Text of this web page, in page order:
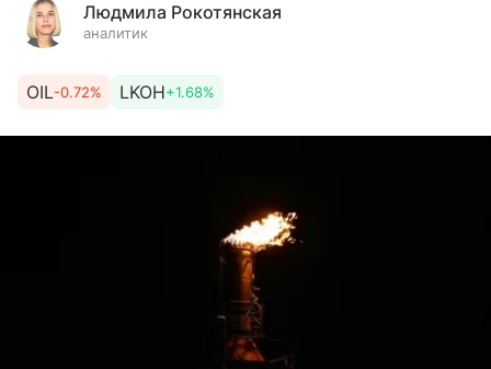
Людмила Рокотянская
аналитик
OIL-0.72% LKOH+1.68%